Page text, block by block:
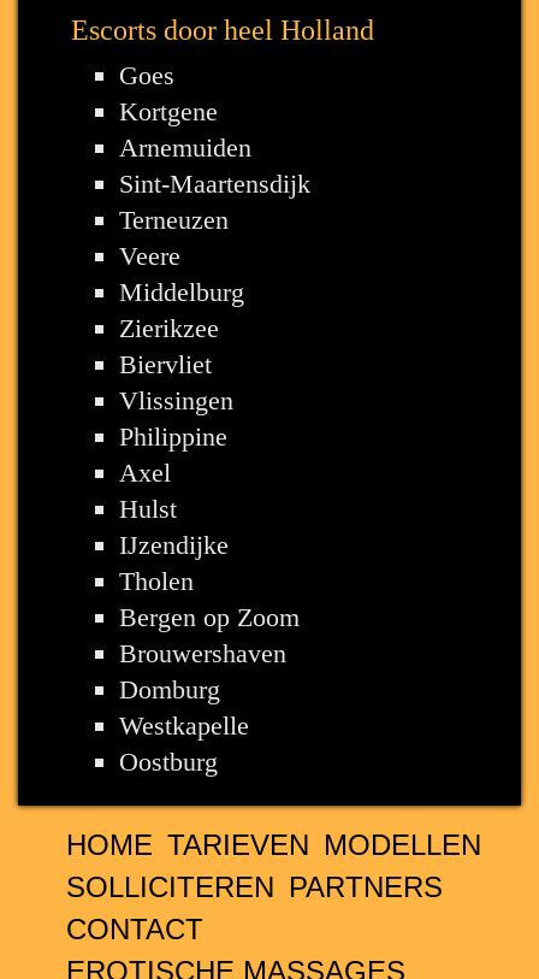
Escorts door heel Holland
Goes
Kortgene
Arnemuiden
Sint-Maartensdijk
Terneuzen
Veere
Middelburg
Zierikzee
Biervliet
Vlissingen
Philippine
Axel
Hulst
IJzendijke
Tholen
Bergen op Zoom
Brouwershaven
Domburg
Westkapelle
Oostburg
HOME TARIEVEN MODELLEN
SOLLICITEREN PARTNERS
CONTACT
EROTISCHE MASSAGES